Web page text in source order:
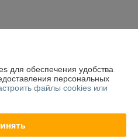
12.09.2025
Прислали бегунок с одним
к вопросу безалаберное...
для обеспечения удобства
персональных
файлы cookies или